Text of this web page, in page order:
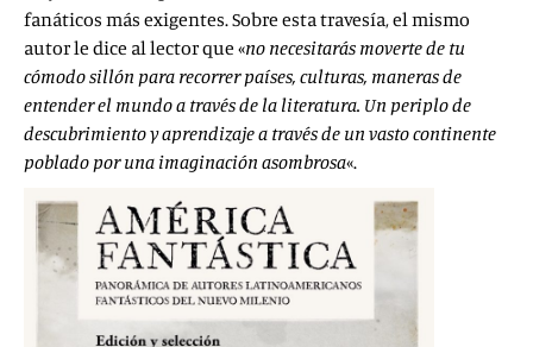
fanáticos más exigentes. Sobre esta travesía, el mismo
autor le dice al lector que «no necesitarás moverte de tu
cómodo sillón para recorrer países, culturas, maneras de
entender el mundo a través de la literatura. Un periplo de
descubrimiento y aprendizaje a través de un vasto continente
poblado por una imaginación asombrosa«.